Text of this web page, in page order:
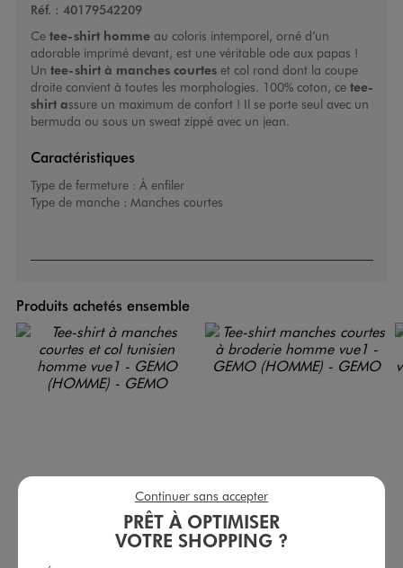
Réf. : 40179542209
Ce tee-shirt hommeau coloris intemporel, orné d’un
adorable imprimé devant, est une véritable ode aux papas !
Un tee-shirt à manches courteset col rond dont la coupe
droite convient à toutes les morphologies. 100% coton, cetee-
shirt assure un maximum de confort ! Il se porte seul avec un
bermuda ou sous un sweat zippé avec un jean.
Caractéristiques
Type de fermeture : À enfiler
Type de manche : Manches courtes
Produits achetés ensemble
PRÊT À OPTIMISER
VOTRE SHOPPING ?
Continuer sans accepter